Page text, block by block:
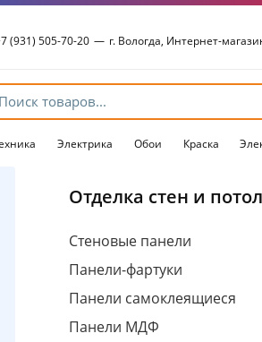
(931) 505-70-20 — г. Вологда, Интернет-
8 8172 54-15-98
8 8172 54-15-96
г. Вологда, Пошехонское ш., 18
Электрика Обои Краска
Отделка стен и
Стеновые панели
Панели-фартуки
Панели самоклеящиеся
Панели МДФ
Для клиентов всех банков
Разбейтеоплату
на частибез